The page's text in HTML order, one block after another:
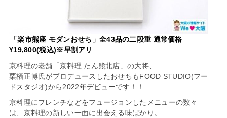
「楽市熊座 モダンおせち」全43品の二段重 通常価格
¥19,800(税込)※早割アリ
京料理の老舗「京料理 たん熊北店」の大将、
栗栖正博氏がプロデュースしたおせちもFOOD STUDIO(フー
ドスタジオ)から2022年デビューです！！
京料理にフレンチなどをフュージョンしたメニューの数々
は、京料理の新しい一面に出会える味ばかり。